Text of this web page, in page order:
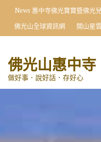
content
News 惠中寺佛光寶寶暨佛光
佛光山全球資訊網
開山星
佛光山惠中寺
做好事．說好話．存好心